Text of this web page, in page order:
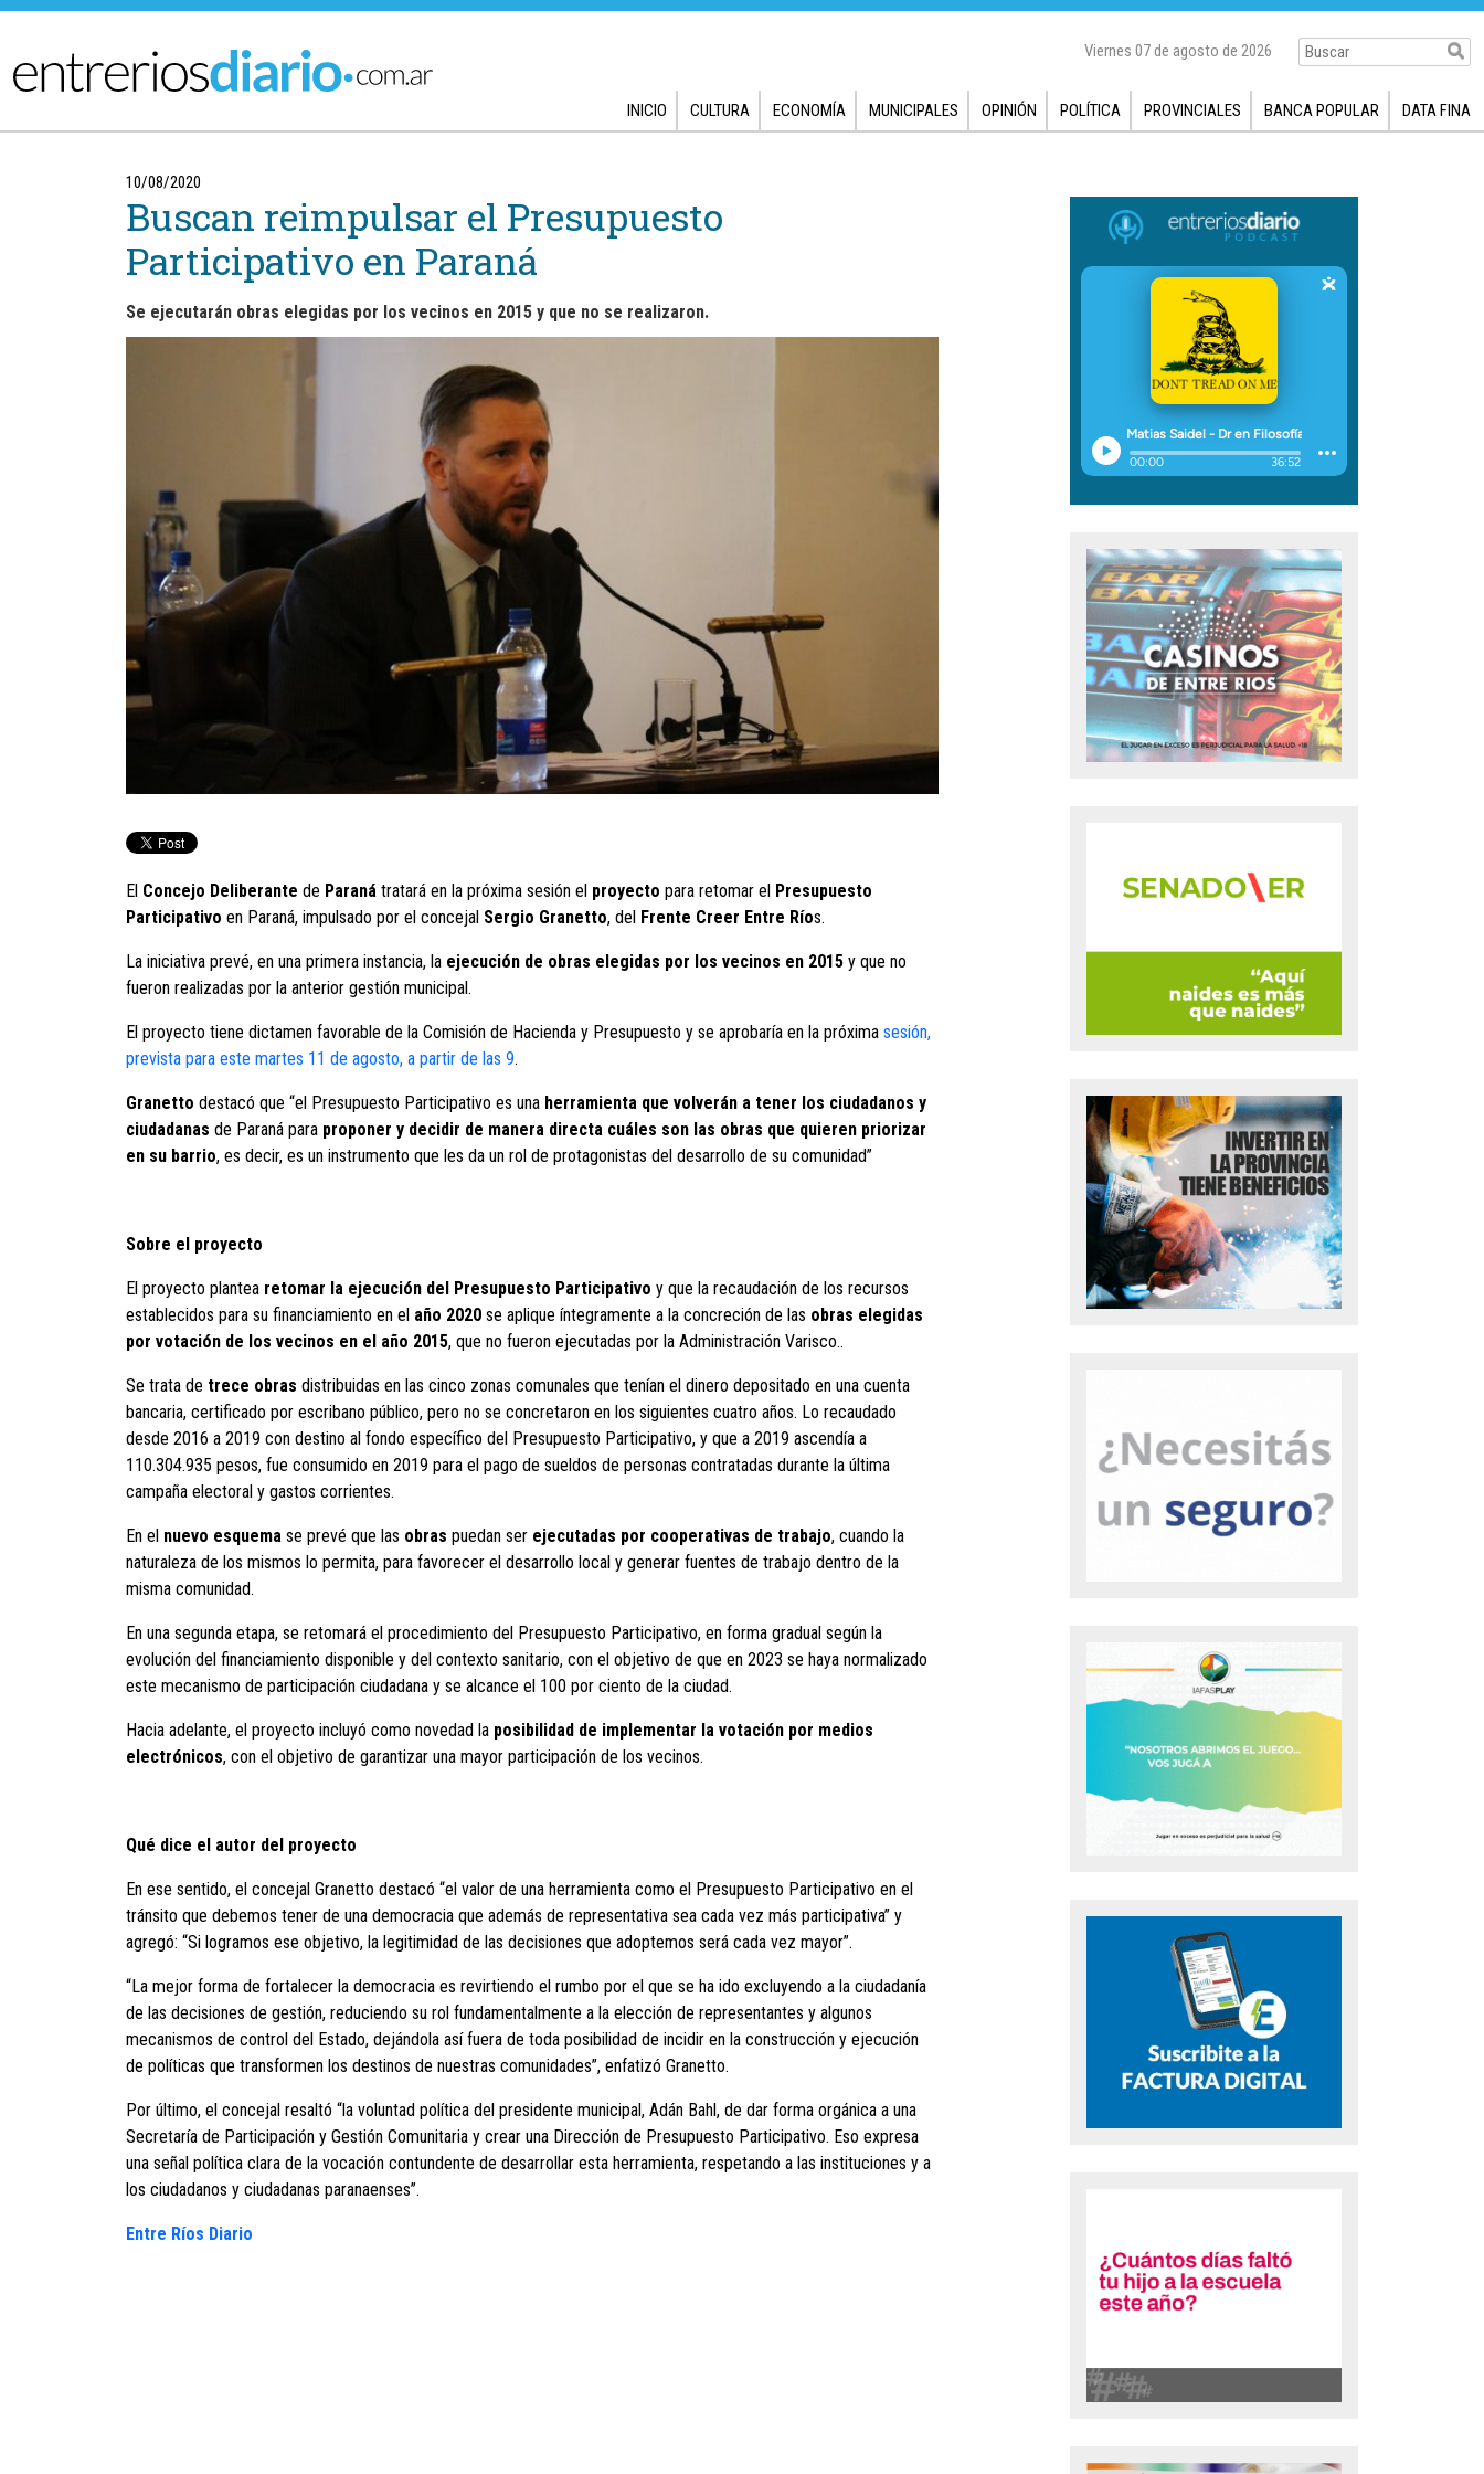
Ir al menú principal
Viernes 07 de agosto de 2026
INICIO CULTURA ECONOMÍA MUNICIPALES OPINIÓN POLÍTICA PROVINCIALES BANCA POPULAR DATA FINA
10/08/2020
Buscan reimpulsar el Presupuesto
Participativo en Paraná
Se ejecutarán obras elegidas por los vecinos en 2015 y que no se realizaron.
El Concejo Deliberante de Paraná tratará en la próxima sesión el proyecto para retomar el Presupuesto
Participativo en Paraná, impulsado por el concejal Sergio Granetto, del Frente Creer Entre Ríos.
La iniciativa prevé, en una primera instancia, la ejecución de obras elegidas por los vecinos en 2015 y que no
fueron realizadas por la anterior gestión municipal.
El proyecto tiene dictamen favorable de la Comisión de Hacienda y Presupuesto y se aprobaría en la próxima sesión,
prevista para este martes 11 de agosto, a partir de las 9.
Granetto destacó que “el Presupuesto Participativo es una herramienta que volverán a tener los ciudadanos y
ciudadanas de Paraná para proponer y decidir de manera directa cuáles son las obras que quieren priorizar
en su barrio, es decir, es un instrumento que les da un rol de protagonistas del desarrollo de su comunidad”
Sobre el proyecto
El proyecto plantea retomar la ejecución del Presupuesto Participativo y que la recaudación de los recursos
establecidos para su financiamiento en el año 2020 se aplique íntegramente a la concreción de las obras elegidas
por votación de los vecinos en el año 2015, que no fueron ejecutadas por la Administración Varisco..
Se trata de trece obras distribuidas en las cinco zonas comunales que tenían el dinero depositado en una cuenta
bancaria, certificado por escribano público, pero no se concretaron en los siguientes cuatro años. Lo recaudado
desde 2016 a 2019 con destino al fondo específico del Presupuesto Participativo, y que a 2019 ascendía a
110.304.935 pesos, fue consumido en 2019 para el pago de sueldos de personas contratadas durante la última
campaña electoral y gastos corrientes.
En el nuevo esquema se prevé que las obras puedan ser ejecutadas por cooperativas de trabajo, cuando la
naturaleza de los mismos lo permita, para favorecer el desarrollo local y generar fuentes de trabajo dentro de la
misma comunidad.
En una segunda etapa, se retomará el procedimiento del Presupuesto Participativo, en forma gradual según la
evolución del financiamiento disponible y del contexto sanitario, con el objetivo de que en 2023 se haya normalizado
este mecanismo de participación ciudadana y se alcance el 100 por ciento de la ciudad.
Hacia adelante, el proyecto incluyó como novedad la posibilidad de implementar la votación por medios
electrónicos, con el objetivo de garantizar una mayor participación de los vecinos.
Qué dice el autor del proyecto
En ese sentido, el concejal Granetto destacó “el valor de una herramienta como el Presupuesto Participativo en el
tránsito que debemos tener de una democracia que además de representativa sea cada vez más participativa” y
agregó: “Si logramos ese objetivo, la legitimidad de las decisiones que adoptemos será cada vez mayor”.
“La mejor forma de fortalecer la democracia es revirtiendo el rumbo por el que se ha ido excluyendo a la ciudadanía
de las decisiones de gestión, reduciendo su rol fundamentalmente a la elección de representantes y algunos
mecanismos de control del Estado, dejándola así fuera de toda posibilidad de incidir en la construcción y ejecución
de políticas que transformen los destinos de nuestras comunidades”, enfatizó Granetto.
Por último, el concejal resaltó “la voluntad política del presidente municipal, Adán Bahl, de dar forma orgánica a una
Secretaría de Participación y Gestión Comunitaria y crear una Dirección de Presupuesto Participativo. Eso expresa
una señal política clara de la vocación contundente de desarrollar esta herramienta, respetando a las instituciones y a
los ciudadanos y ciudadanas paranaenses”.
Entre Ríos Diario